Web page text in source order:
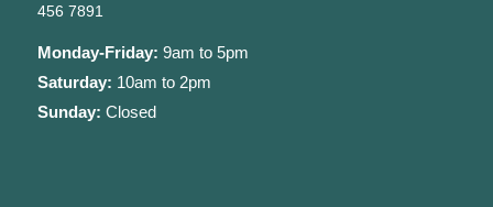
456 7891
Monday-Friday: 9am to 5pm
Saturday: 10am to 2pm
Sunday: Closed